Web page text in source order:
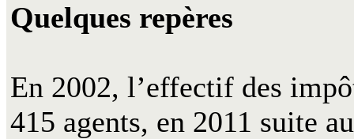
Quelques repères
En 2002, l’effectif des
415 agents, en 2011 suite